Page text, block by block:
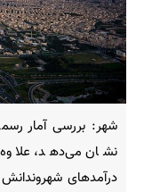
شهر: بررسی آمار
نشان می‌دهد،
درآمدهای